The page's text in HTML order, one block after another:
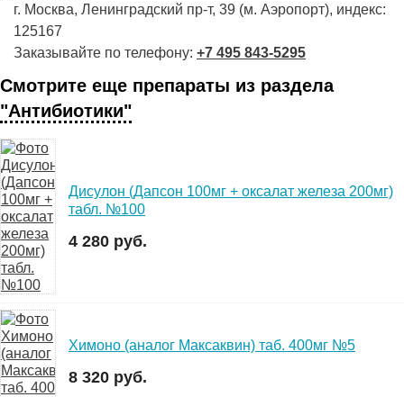
г. Москва, Ленинградский пр-т, 39 (м. Аэропорт), индекс:
125167
Заказывайте по телефону: +7 495 843-5295
Смотрите еще препараты из раздела
"Антибиотики"
Дисулон (Дапсон 100мг + оксалат железа 200мг)
табл. №100
4 280 руб.
Химоно (аналог Максаквин) таб. 400мг №5
8 320 руб.